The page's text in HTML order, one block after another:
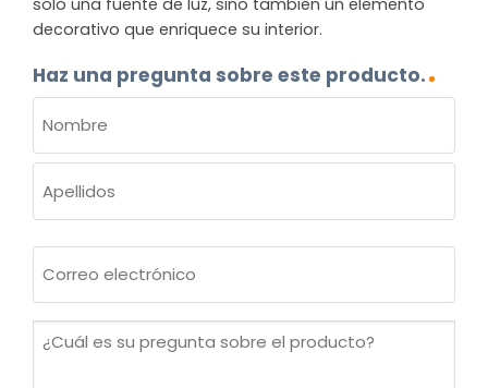
solo una fuente de luz, sino también un elemento
decorativo que enriquece su interior.
Haz una pregunta sobre este producto.
(OBLIGATORIO)
Nombre
electrónico
¿Cuál